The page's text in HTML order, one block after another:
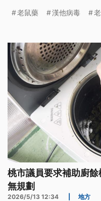
老鼠藥 漢他病毒
桃市議員要求補助廚
無規劃
2026/5/13 12:34 地方